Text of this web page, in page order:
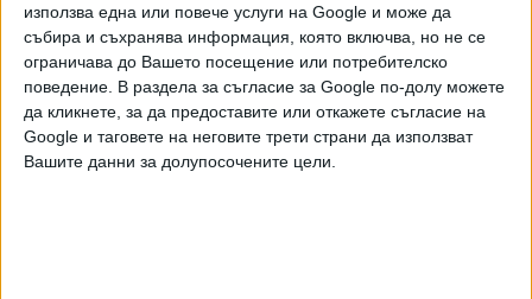
използва една или повече услуги на Google и може да
събира и съхранява информация, която включва, но не се
ограничава до Вашето посещение или потребителско
поведение. В раздела за съгласие за Google по-долу можете
да кликнете, за да предоставите или откажете съгласие на
Google и таговете на неговите трети страни да използват
Вашите данни за долупосочените цели.